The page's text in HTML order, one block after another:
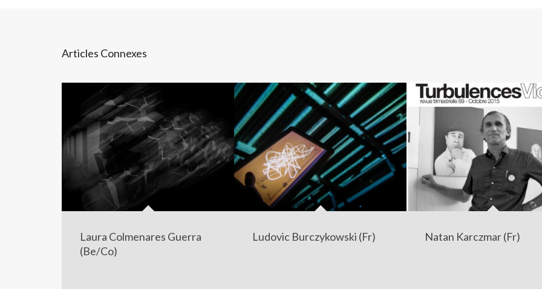
Articles Connexes
Laura Colmenares Guerra
(Be/Co)
Ludovic Burczykowski (Fr) Natan Karczmar (Fr)